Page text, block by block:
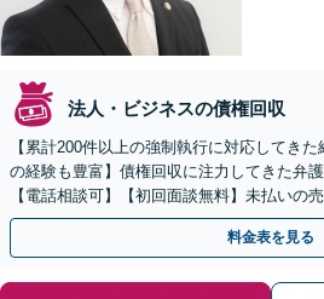
法人・ビジネスの債権回収
【累計200件以上の強制執行に対応してき
の経験も豊富】債権回収に注力してきた弁
【電話相談可】【初回面談無料】未払いの
のお金の貸し借りなど【関西エリア対応】
料金表を見る